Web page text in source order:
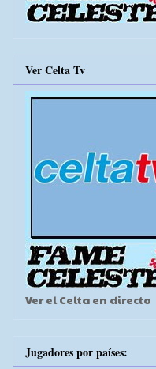
Ver Celta Tv
Ver el Celta en directo
Jugadores por países: